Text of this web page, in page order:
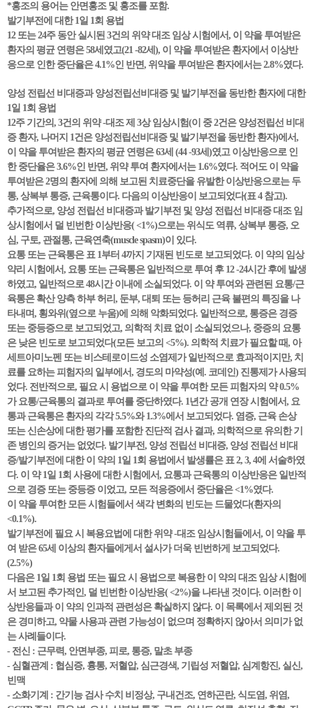
*홍조의 용어는 안면홍조 및 홍조를 포함.
발기부전에 대한 1일 1회 용법
12 또는 24주 동안 실시된 3건의 위약 대조 임상 시험에서, 이 약을 투여받은
환자의 평균 연령은 58세였고(21 -82세), 이 약을 투여받은 환자에서 이상반
응으로 인한 중단율은 4.1%인 반면, 위약을 투여받은 환자에서는 2.8%였다.
양성 전립선 비대증과 양성전립선비대증 및 발기부전을 동반한 환자에 대한
1일 1회 용법
12주 기간의, 3건의 위약 -대조 제 3상 임상시험(이 중 2건은 양성전립선 비대
증 환자, 나머지 1건은 양성전립선비대증 및 발기부전을 동반한 환자)에서,
이 약을 투여받은 환자의 평균 연령은 63세 (44 -93세)였고 이상반응으로 인
한 중단율은 3.6%인 반면, 위약 투여 환자에서는 1.6%였다. 적어도 이 약을
투여받은 2명의 환자에 의해 보고된 치료중단을 유발한 이상반응으로는 두
통, 상복부 통증, 근육통이다. 다음의 이상반응이 보고되었다(표 4 참고).
추가적으로, 양성 전립선 비대증과 발기부전 및 양성 전립선 비대증 대조 임
상시험에서 덜 빈번한 이상반응( <1%)으로는 위식도 역류, 상복부 통증, 오
심, 구토, 관절통, 근육연축(muscle spasm)이 있다.
요통 또는 근육통은 표 1부터 4까지 기재된 빈도로 보고되었다. 이 약의 임상
약리 시험에서, 요통 또는 근육통은 일반적으로 투여 후 12 -24시간 후에 발생
하였고, 일반적으로 48시간 이내에 소실되었다. 이 약 투여와 관련된 요통/근
육통은 확산 양측 하부 허리, 둔부, 대퇴 또는 등허리 근육 불편의 특징을 나
타내며, 횡와위(옆으로 누움)에 의해 악화되었다. 일반적으로, 통증은 경증
또는 중등증으로 보고되었고, 의학적 치료 없이 소실되었으나, 중증의 요통
은 낮은 빈도로 보고되었다(모든 보고의 <5%). 의학적 치료가 필요할 때, 아
세트아미노펜 또는 비스테로이드성 소염제가 일반적으로 효과적이지만, 치
료를 요하는 피험자의 일부에서, 경도의 마약성(예. 코데인) 진통제가 사용되
었다. 전반적으로, 필요 시 용법으로 이 약을 투여한 모든 피험자의 약 0.5%
가 요통/근육통의 결과로 투여를 중단하였다. 1년간 공개 연장 시험에서, 요
통과 근육통은 환자의 각각 5.5%와 1.3%에서 보고되었다. 염증, 근육 손상
또는 신손상에 대한 평가를 포함한 진단적 검사 결과, 의학적으로 유의한 기
존 병인의 증거는 없었다. 발기부전, 양성 전립선 비대증, 양성 전립선 비대
증/발기부전에 대한 이 약의 1일 1회 용법에서 발생률은 표 2, 3, 4에 서술하였
다. 이 약 1일 1회 사용에 대한 시험에서, 요통과 근육통의 이상반응은 일반적
으로 경증 또는 중등증 이었고, 모든 적응증에서 중단율은 <1%였다.
이 약을 투여한 모든 시험들에서 색각 변화의 빈도는 드물었다(환자의
<0.1%).
발기부전에 필요 시 복용요법에 대한 위약 -대조 임상시험들에서, 이 약을 투
여 받은 65세 이상의 환자들에게서 설사가 더욱 빈번하게 보고되었다.
(2.5%)
다음은 1일 1회 용법 또는 필요 시 용법으로 복용한 이 약의 대조 임상 시험에
서 보고된 추가적인, 덜 빈번한 이상반응( <2%)을 나타낸 것이다. 이러한 이
상반응들과 이 약의 인과적 관련성은 확실하지 않다. 이 목록에서 제외된 것
은 경미하고, 약물 사용과 관련 가능성이 없으며 정확하지 않아서 의미가 없
는 사례들이다.
- 전신 : 근무력, 안면부종, 피로, 통증, 말초 부종
- 심혈관계 : 협심증, 흉통, 저혈압, 심근경색, 기립성 저혈압, 심계항진, 실신,
빈맥
- 소화기계 : 간기능 검사 수치 비정상, 구내건조, 연하곤란, 식도염, 위염,